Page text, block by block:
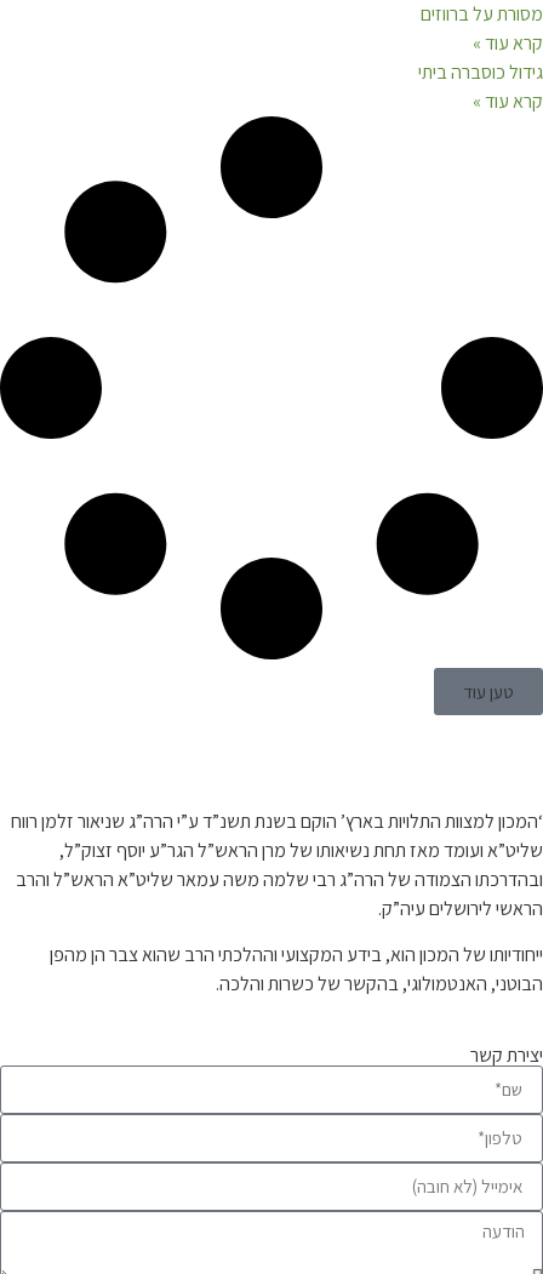
על ברווזים
»
כוסברה ביתי
»
טען עוד
למצוות התלויות בארץ’ הוקם בשנת תשנ”ד ע”י הרה”ג שניאור זלמן רווח
ועומד מאז תחת נשיאותו של מרן הראש”ל הגר”ע יוסף זצוק”ל,
הצמודה של הרה”ג רבי שלמה משה עמאר שליט”א הראש”ל והרב
לירושלים עיה”ק.
של המכון הוא, בידע המקצועי וההלכתי הרב שהוא צבר הן מהפן
האנטמולוגי, בהקשר של כשרות והלכה.
קשר